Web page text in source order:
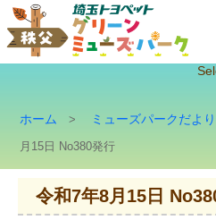
ホーム > ミューズパークだより
月15日 No380発行
令和7年8月15日